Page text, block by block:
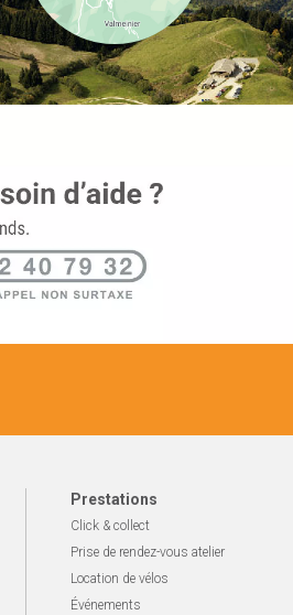
Prestations
Click & collect
Prise de rendez-vous atelier
Location de vélos
Événements